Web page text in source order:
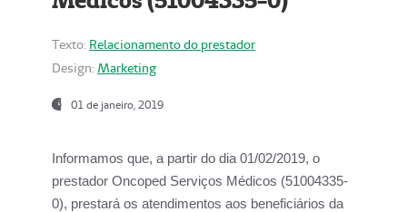
Texto: Relacionamento do prestador
Design: Marketing
01 de janeiro, 2019
Informamos que, a partir do dia 01/02/2019, o
prestador Oncoped Serviços Médicos (51004335-
0), prestará os atendimentos aos beneficiários da